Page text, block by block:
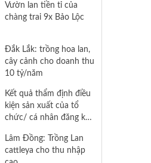
Vườn lan tiền tỉ của
chàng trai 9x Bảo Lộc
Đắk Lắk: trồng hoa lan,
cây cảnh cho doanh thu
10 tỷ/năm
Kết quả thẩm định điều
kiện sản xuất của tổ
chức/ cá nhân đăng ký
hình trình diễn khuyến
nông năm 2024 cho đến
Lâm Đồng: Trồng Lan
cattleya cho thu nhập